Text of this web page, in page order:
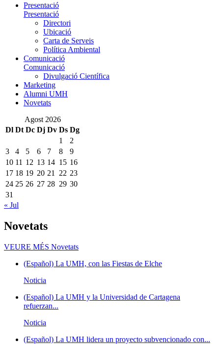
Presentació
Presentació
Directori
Ubicació
Carta de Serveis
Política Ambiental
Comunicació
Comunicació
Divulgació Científica
Marketing
Alumni UMH
Novetats
Agost 2026
Dl Dt Dc Dj Dv Ds Dg
1
2
3
4 5 6 7 8
9
10 11 12 13 14 15 16
17 18 19 20 21 22 23
24 25 26 27 28 29 30
31
« Jul
Novetats
VEURE MÉS Novetats
(Español) La UMH, con las Fiestas de Elche
Noticia
(Español) La UMH y la Universidad de Cartagena
refuerzan...
Noticia
(Español) La UMH lidera un proyecto subvencionado con...